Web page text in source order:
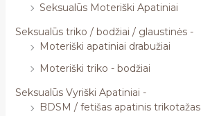
Seksualūs Moteriški Apatiniai
Seksualūs triko / bodžiai / glaustinės -
Moteriški apatiniai drabužiai
Moteriški triko - bodžiai
Seksualūs Vyriški Apatiniai -
BDSM / fetišas apatinis trikotažas